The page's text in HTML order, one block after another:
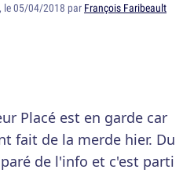
, le 05/04/2018 par François Faribeault
Placé est en garde car
fait de la merde hier. Du
de l'info et c'est parti